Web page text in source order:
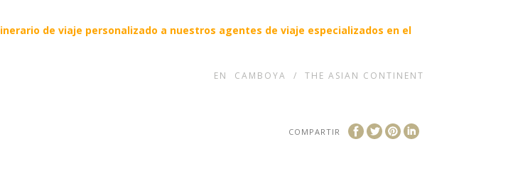
de viaje personalizado a nuestros agentes de viaje especializados en el
EN CAMBOYA / THE ASIAN CONTINENT
COMPARTIR